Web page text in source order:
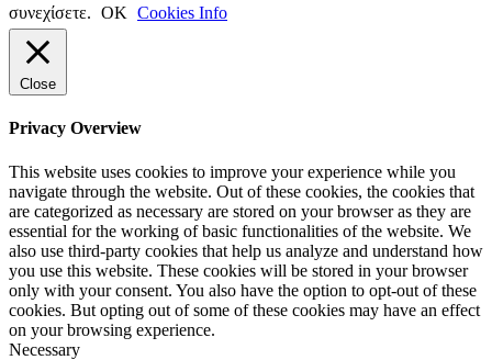
συνεχίσετε. ΟΚ Cookies Info
Close
Privacy Overview
This website uses cookies to improve your experience while you
navigate through the website. Out of these cookies, the cookies that
are categorized as necessary are stored on your browser as they are
essential for the working of basic functionalities of the website. We
also use third-party cookies that help us analyze and understand how
you use this website. These cookies will be stored in your browser
only with your consent. You also have the option to opt-out of these
cookies. But opting out of some of these cookies may have an effect
on your browsing experience.
Necessary